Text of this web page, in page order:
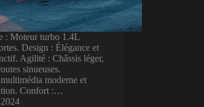
: Moteur turbo 1.4L
Design : Élégance et
Agilité : Châssis léger,
sinueuses.
moderne et
Confort :…